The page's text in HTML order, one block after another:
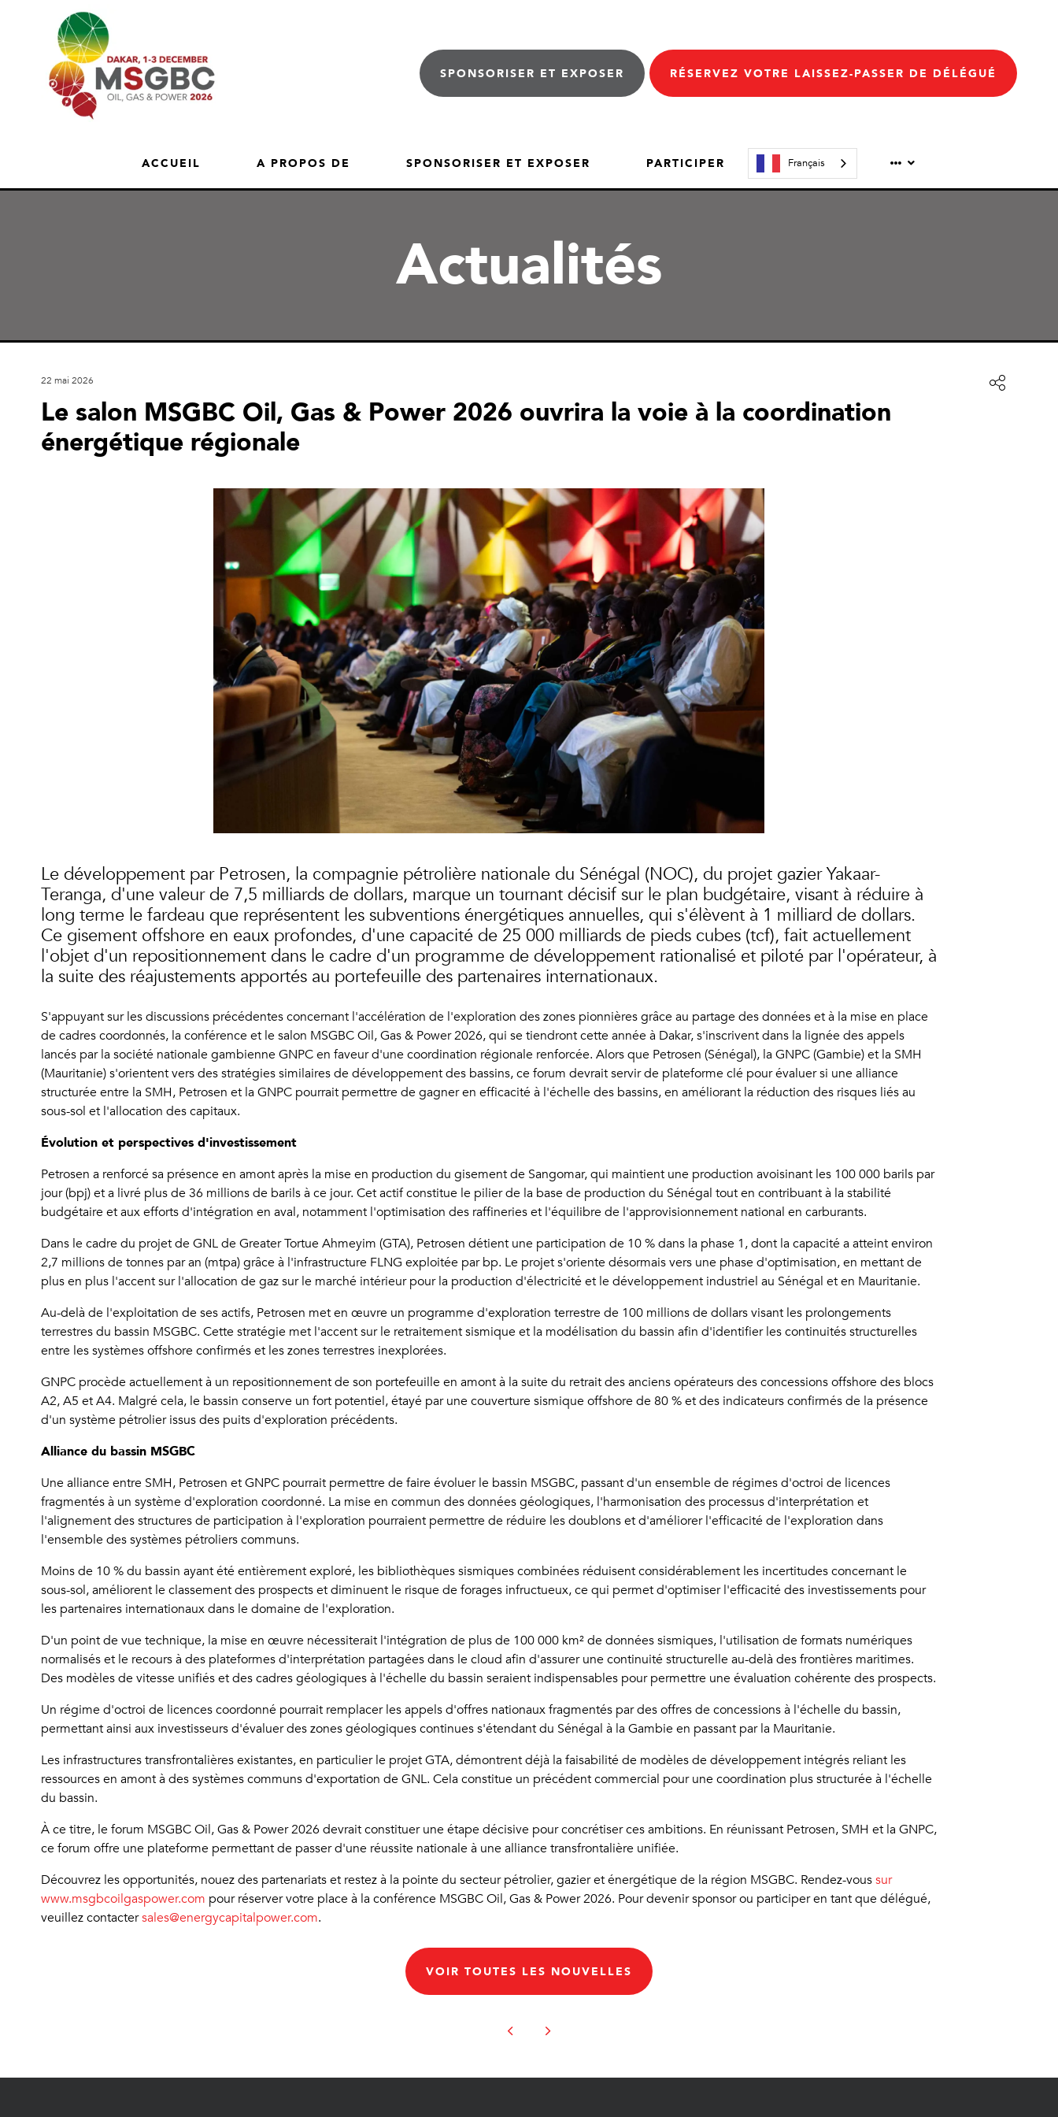
SPONSORISER ET EXPOSER RÉSERVEZ VOTRE LAISSEZ-PASSER DE DÉLÉGUÉ
ACCUEIL A PROPOS DE SPONSORISER ET EXPOSER PARTICIPER Français
Actualités
22 mai 2026
Le salon MSGBC Oil, Gas & Power 2026 ouvrira la voie à la coordination
énergétique régionale
Le développement par Petrosen, la compagnie pétrolière nationale du Sénégal (NOC), du projet gazier Yakaar-
Teranga, d'une valeur de 7,5 milliards de dollars, marque un tournant décisif sur le plan budgétaire, visant à réduire à
long terme le fardeau que représentent les subventions énergétiques annuelles, qui s'élèvent à 1 milliard de dollars.
Ce gisement offshore en eaux profondes, d'une capacité de 25 000 milliards de pieds cubes (tcf), fait actuellement
l'objet d'un repositionnement dans le cadre d'un programme de développement rationalisé et piloté par l'opérateur, à
la suite des réajustements apportés au portefeuille des partenaires internationaux.
S'appuyant sur les discussions précédentes concernant l'accélération de l'exploration des zones pionnières grâce au partage des données et à la mise en place
de cadres coordonnés, la conférence et le salon MSGBC Oil, Gas & Power 2026, qui se tiendront cette année à Dakar, s'inscrivent dans la lignée des appels
lancés par la société nationale gambienne GNPC en faveur d'une coordination régionale renforcée. Alors que Petrosen (Sénégal), la GNPC (Gambie) et la SMH
(Mauritanie) s'orientent vers des stratégies similaires de développement des bassins, ce forum devrait servir de plateforme clé pour évaluer si une alliance
structurée entre la SMH, Petrosen et la GNPC pourrait permettre de gagner en efficacité à l'échelle des bassins, en améliorant la réduction des risques liés au
sous-sol et l'allocation des capitaux.
Évolution et perspectives d'investissement
Petrosen a renforcé sa présence en amont après la mise en production du gisement de Sangomar, qui maintient une production avoisinant les 100 000 barils par
jour (bpj) et a livré plus de 36 millions de barils à ce jour. Cet actif constitue le pilier de la base de production du Sénégal tout en contribuant à la stabilité
budgétaire et aux efforts d'intégration en aval, notamment l'optimisation des raffineries et l'équilibre de l'approvisionnement national en carburants.
Dans le cadre du projet de GNL de Greater Tortue Ahmeyim (GTA), Petrosen détient une participation de 10 % dans la phase 1, dont la capacité a atteint environ
2,7 millions de tonnes par an (mtpa) grâce à l'infrastructure FLNG exploitée par bp. Le projet s'oriente désormais vers une phase d'optimisation, en mettant de
plus en plus l'accent sur l'allocation de gaz sur le marché intérieur pour la production d'électricité et le développement industriel au Sénégal et en Mauritanie.
Au-delà de l'exploitation de ses actifs, Petrosen met en œuvre un programme d'exploration terrestre de 100 millions de dollars visant les prolongements
terrestres du bassin MSGBC. Cette stratégie met l'accent sur le retraitement sismique et la modélisation du bassin afin d'identifier les continuités structurelles
entre les systèmes offshore confirmés et les zones terrestres inexplorées.
GNPC procède actuellement à un repositionnement de son portefeuille en amont à la suite du retrait des anciens opérateurs des concessions offshore des blocs
A2, A5 et A4. Malgré cela, le bassin conserve un fort potentiel, étayé par une couverture sismique offshore de 80 % et des indicateurs confirmés de la présence
d'un système pétrolier issus des puits d'exploration précédents.
Alliance du bassin MSGBC
Une alliance entre SMH, Petrosen et GNPC pourrait permettre de faire évoluer le bassin MSGBC, passant d'un ensemble de régimes d'octroi de licences
fragmentés à un système d'exploration coordonné. La mise en commun des données géologiques, l'harmonisation des processus d'interprétation et
l'alignement des structures de participation à l'exploration pourraient permettre de réduire les doublons et d'améliorer l'efficacité de l'exploration dans
l'ensemble des systèmes pétroliers communs.
Moins de 10 % du bassin ayant été entièrement exploré, les bibliothèques sismiques combinées réduisent considérablement les incertitudes concernant le
sous-sol, améliorent le classement des prospects et diminuent le risque de forages infructueux, ce qui permet d'optimiser l'efficacité des investissements pour
les partenaires internationaux dans le domaine de l'exploration.
D'un point de vue technique, la mise en œuvre nécessiterait l'intégration de plus de 100 000 km² de données sismiques, l'utilisation de formats numériques
normalisés et le recours à des plateformes d'interprétation partagées dans le cloud afin d'assurer une continuité structurelle au-delà des frontières maritimes.
Des modèles de vitesse unifiés et des cadres géologiques à l'échelle du bassin seraient indispensables pour permettre une évaluation cohérente des prospects.
Un régime d'octroi de licences coordonné pourrait remplacer les appels d'offres nationaux fragmentés par des offres de concessions à l'échelle du bassin,
permettant ainsi aux investisseurs d'évaluer des zones géologiques continues s'étendant du Sénégal à la Gambie en passant par la Mauritanie.
Les infrastructures transfrontalières existantes, en particulier le projet GTA, démontrent déjà la faisabilité de modèles de développement intégrés reliant les
ressources en amont à des systèmes communs d'exportation de GNL. Cela constitue un précédent commercial pour une coordination plus structurée à l'échelle
du bassin.
À ce titre, le forum MSGBC Oil, Gas & Power 2026 devrait constituer une étape décisive pour concrétiser ces ambitions. En réunissant Petrosen, SMH et la GNPC,
ce forum offre une plateforme permettant de passer d'une réussite nationale à une alliance transfrontalière unifiée.
Découvrez les opportunités, nouez des partenariats et restez à la pointe du secteur pétrolier, gazier et énergétique de la région MSGBC. Rendez-voussur
www.msgbcoilgaspower.com pour réserver votre place à la conférence MSGBC Oil, Gas & Power 2026. Pour devenir sponsor ou participer en tant que délégué,
veuillez contactersales@energycapitalpower.com.
VOIR TOUTES LES NOUVELLES